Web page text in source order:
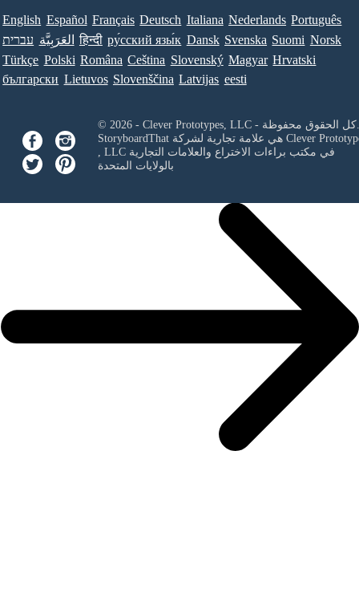
English Español Français Deutsch Italiana Nederlands Português
עברית العَرَبِيَّة हिन्दी ру́сский язы́к Dansk Svenska Suomi Norsk
Türkçe Polski Româna Ceština Slovenský Magyar Hrvatski
български Lietuvos Slovenščina Latvijas eesti
© 2026 - Clever Prototypes, LLC - كل الحقوق محفوظة.
StoryboardThat هي علامة تجارية لشركة Clever
, LLCفي مكتب براءات الاختراع والعلامات التجارية
بالولايات المتحدة